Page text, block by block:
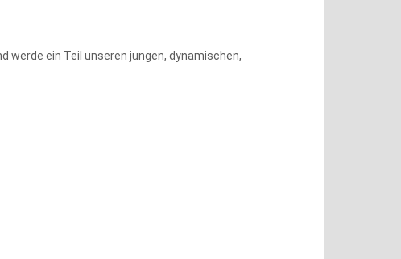
werde ein Teil unseren jungen, dynamischen,